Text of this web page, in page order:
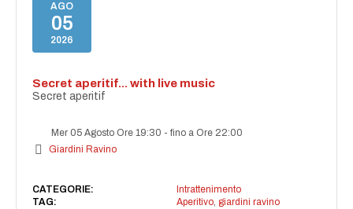
AGO
05
2026
Secret aperitif... with live music
Secret aperitif
Mer 05 Agosto Ore 19:30 -fino a Ore 22:00
Giardini Ravino
CATEGORIE:
Intrattenimento
TAG:
Aperitivo, giardini ravino